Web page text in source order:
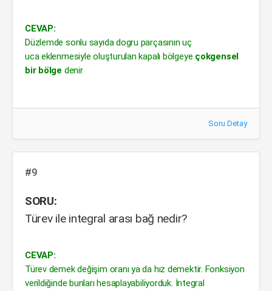
CEVAP:
Düzlemde sonlu sayıda dogru parçasının uç
uca eklenmesiyle oluşturulan kapalı bölgeye çokgensel
bir bölge denir
Soru Detay
#9
SORU:
Türev ile integral arası bağ nedir?
CEVAP:
Türev demek değişim oranı ya da hız demektir. Fonksiyon
verildiğinde bunları hesaplayabiliyorduk. İntegral